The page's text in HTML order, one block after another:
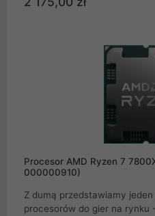
każdego, kto szuka
kompaktowej formie oto odpowiedź. Ryzen 9 9950X3D to
więcej niż procesor. To
Procesor AMD Ryzen 7
000000910)
Z dumą przedstawiamy jeden z
procesorów do gier na rynku